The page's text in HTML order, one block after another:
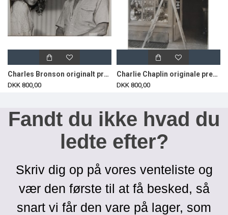
Charles Bronson originalt pressefoto
DKK 800,00
Charlie Chaplin originale pressefotos fra Statens Filmcentral 2stk
DKK 800,00
Fandt du ikke hvad du
ledte efter?
Skriv dig op på vores venteliste og
vær den første til at få besked, så
snart vi får den vare på lager, som